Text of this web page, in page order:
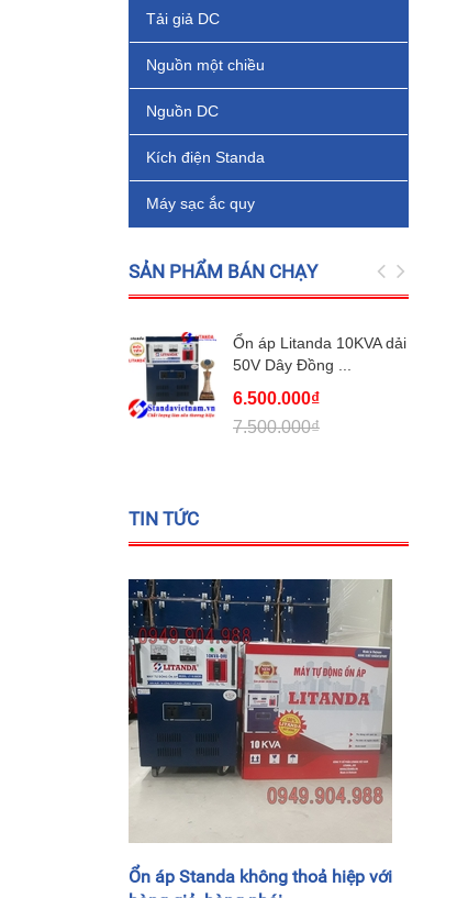
Tải giả DC
Nguồn một chiều
Nguồn DC
Kích điện Standa
Máy sạc ắc quy
SẢN PHẨM BÁN CHẠY
Ổn áp Litanda 10KVA dải
50V Dây Đồng ...
6.500.000₫
7.500.000₫
TIN TỨC
Ổn áp Standa không thoả hiệp với